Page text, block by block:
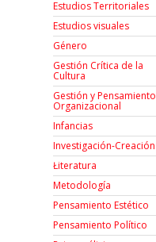
Estudios Territoriales
Estudios visuales
Género
Gestión Crítica de la
Cultura
Gestión y Pensamiento
Organizacional
Infancias
Investigación-Creación
Łiteratura
Metodología
Pensamiento Estético
Pensamiento Político